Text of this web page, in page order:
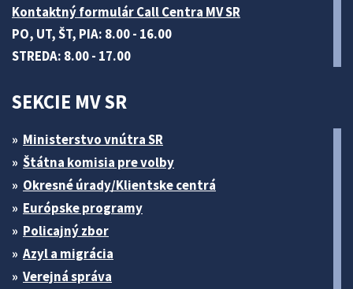
Kontaktný formulár Call Centra MV SR
PO, UT, ŠT, PIA: 8.00 - 16.00
STREDA: 8.00 - 17.00
SEKCIE MV SR
Ministerstvo vnútra SR
Štátna komisia pre volby
Okresné úrady/Klientske centrá
Európske programy
Policajný zbor
Azyl a migrácia
Verejná správa